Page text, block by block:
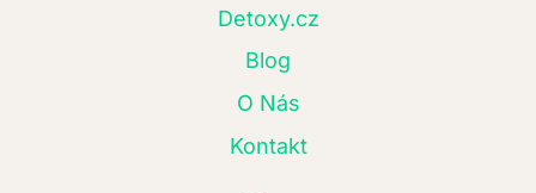
Detoxy.cz
Blog
O Nás
Kontakt